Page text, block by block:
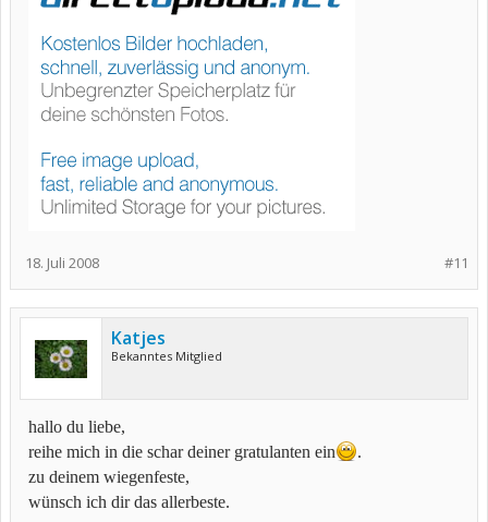
#11
18. Juli 2008
Katjes
Bekanntes Mitglied
hallo du liebe,
reihe mich in die schar deiner gratulanten ein
.
zu deinem wiegenfeste,
wünsch ich dir das allerbeste.